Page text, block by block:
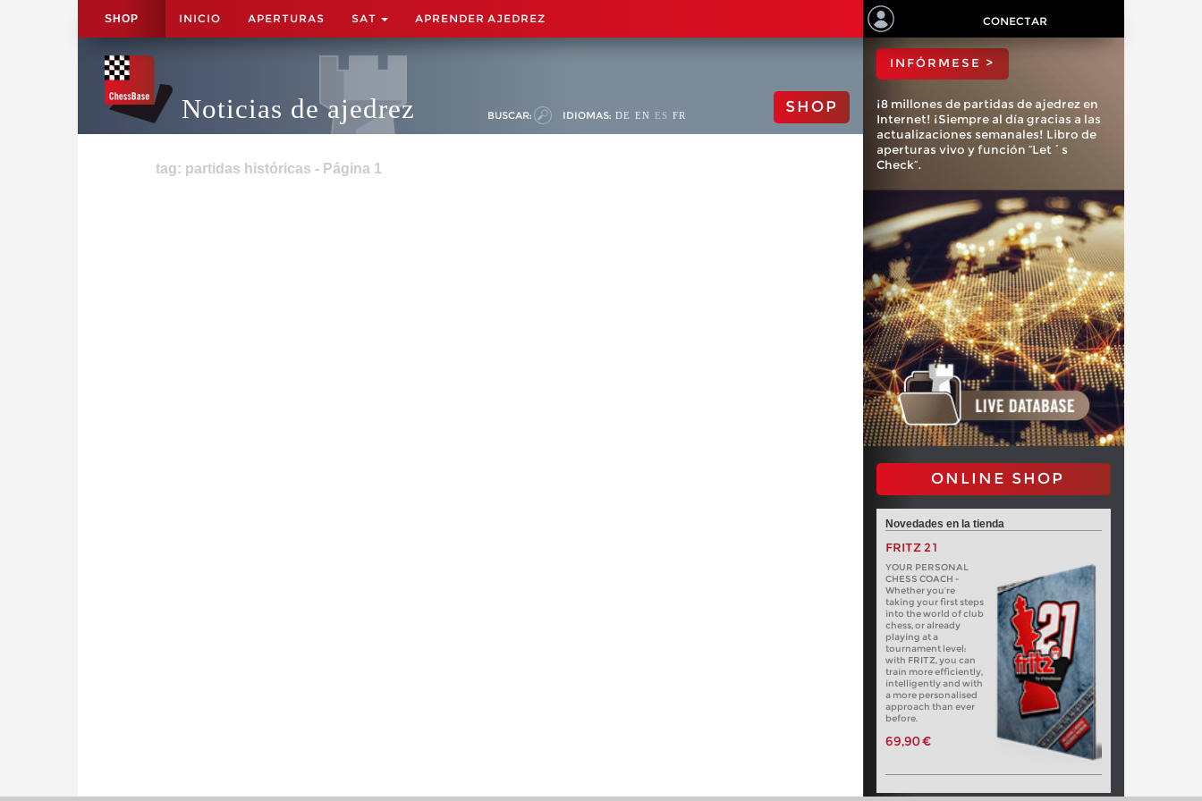
SHOP INICIO APERTURAS SAT APRENDER AJEDREZ CONECTAR
Noticias de ajedrez BUSCAR: IDIOMAS: DE EN ES FR SHOP
tag: partidas históricas - Página 1
ChessBase?
INFÓRMESE >
¡8 millones de partidas de ajedrez en
Internet! ¡Siempre al día gracias a las
actualizaciones semanales! Libro de
aperturas vivo y función “Let´s
Check”.
ONLINE SHOP
Novedades en la tienda
FRITZ 21
YOUR PERSONAL
CHESS COACH -
Whether you’re
taking your first steps
into the world of club
chess, or already
playing at a
tournament level:
with FRITZ, you can
train more efficiently,
intelligently and with
a more personalised
approach than ever
before.
69,90 €